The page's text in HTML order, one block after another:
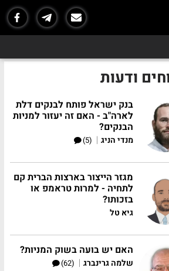
ודעות
בנק ישראל פותח לבנקים דלת
לארה"ב - האם זה יעזור למניות
הבנקים?
מנדי הניג |
(5)
מגזר הייצור בארצות הברית קם
לתחיה - למרות טראמפ או
בזכותו?
גיא טל
האם יש בועה בשוק המניות?
שלמה גרינברג |
(62)